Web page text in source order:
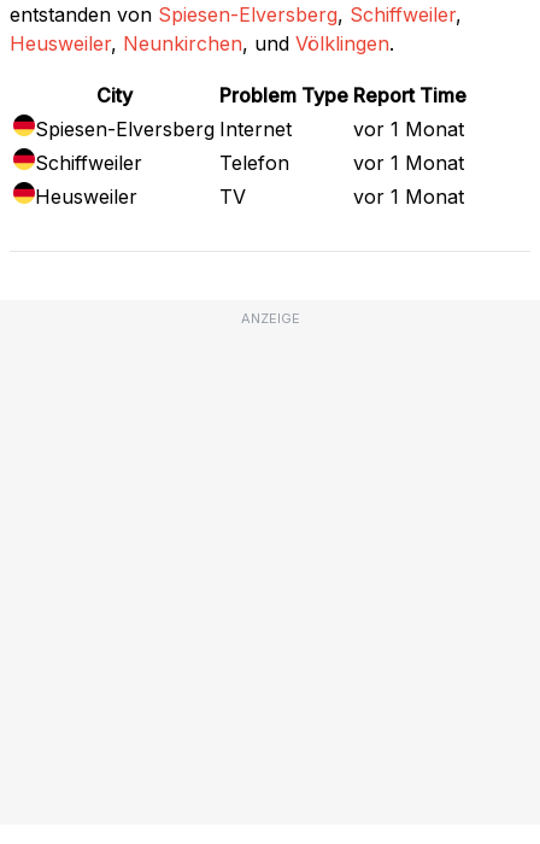
entstanden von Spiesen-Elversberg, Schiffweiler,
Heusweiler, Neunkirchen, und Völklingen.
City Problem Type Report Time
Spiesen-Elversberg Internet
vor 1 Monat
Schiffweiler
Telefon
vor 1 Monat
Heusweiler
TV vor 1 Monat
ANZEIGE